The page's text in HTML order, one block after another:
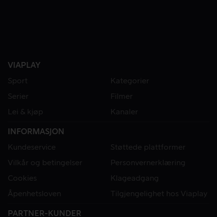
VIAPLAY
Sport
Kategorier
Serier
Filmer
Lei & kjøp
Kanaler
INFORMASJON
Kundeservice
Støttede plattformer
Vilkår og betingelser
Personvernerklæring
Cookies
Klageadgang
Åpenhetsloven
Tilgjengelighet hos Viaplay
PARTNER-KUNDER